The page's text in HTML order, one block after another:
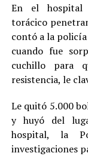
En el hospital
torácico
contó a la
cuando fue
cuchillo para
resistencia, le
Le quitó 5.000
y huyó del
hospital, la
investigaciones